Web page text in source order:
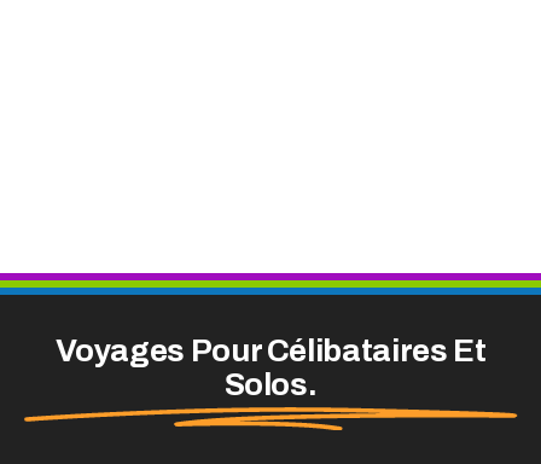
Voyages Pour Célibataires Et
Solos.